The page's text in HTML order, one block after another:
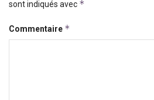
sont indiqués avec *
Commentaire *